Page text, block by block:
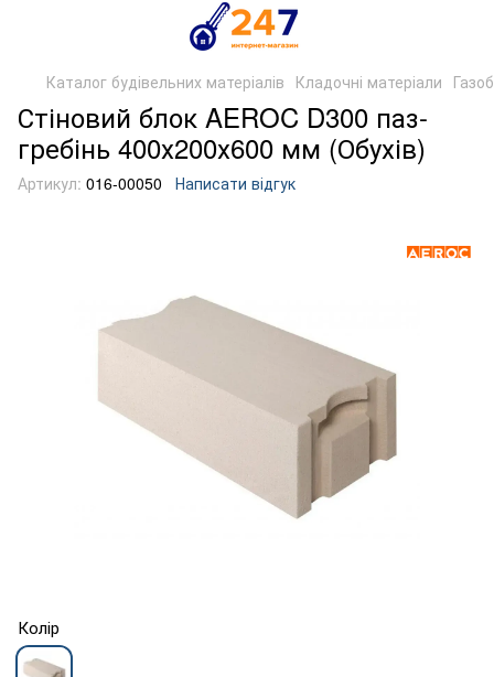
Каталог будівельних матеріалів Кладочні матеріали
Стіновий блок AEROC D300 паз-
гребінь 400х200х600 мм (Обухів)
Артикул: 016-00050 Написати відгук
Колір